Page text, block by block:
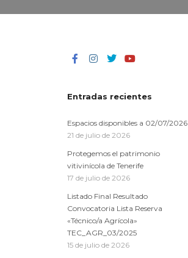
Entradas recientes
Espacios disponibles a 02/07/2026
21 de julio de 2026
Protegemos el patrimonio
vitivinícola de Tenerife
17 de julio de 2026
Listado Final Resultado
Convocatoria Lista Reserva
«Técnico/a Agrícola»
TEC_AGR_03/2025
15 de julio de 2026